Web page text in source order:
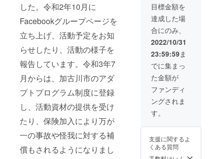
した。令和2年10月に
Facebookグループページを
立ち上げ、活動予定をお知
らせしたり、活動の様子を
報告しています。令和3年7
月からは、加古川市のアダ
プトプログラム制度に登録
し、活動資材の提供を受け
たり、保険加入により万が
一の事故や怪我に対する補
償もされるようになりまし
aneのス
ケッチ
ブッ
ク」
https://li
ff.line.m
e/16452
78921-
kWRPP
32q/?
accoun
tId=857
tgrid
生のイ
ラスト
レー
ター
Otohan
eさん。
Otohan
eさんの
デザイ
ンカレ
ンダー
が無料
で毎月
式アカ
はコチ
ラ↓↓
「Otoh
目標金額を
達成した場
合にのみ、
2022/10/31
23:59:59ま
でに集まっ
た金額が
ファンディ
ングされま
す。
支援に関するよ
くある質問